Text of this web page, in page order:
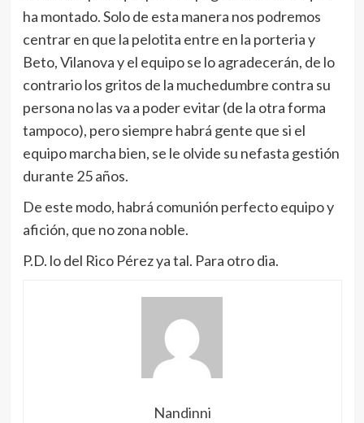
ha montado. Solo de esta manera nos podremos
centrar en que la pelotita entre en la porteria y
Beto, Vilanova y el equipo se lo agradecerán, de lo
contrario los gritos de la muchedumbre contra su
persona no las va a poder evitar (de la otra forma
tampoco), pero siempre habrá gente que si el
equipo marcha bien, se le olvide su nefasta gestión
durante 25 años.
De este modo, habrá comunión perfecto equipo y
afición, que no zona noble.
P.D. lo del Rico Pérez ya tal. Para otro dia.
Nandinni